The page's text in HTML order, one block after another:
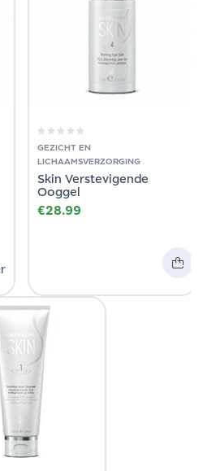
GEZICHT EN
LICHAAMSVERZORGING
Skin Verstevigende
Ooggel
€28.99